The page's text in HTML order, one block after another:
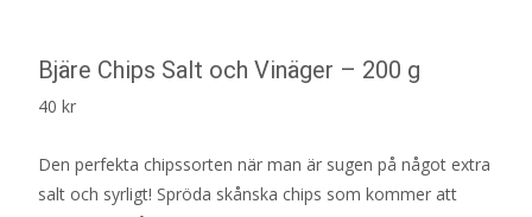
Bjäre Chips Salt och Vinäger – 200 g
40 kr
Den perfekta chipssorten när man är sugen på något extra
salt och syrligt! Spröda skånska chips som kommer att